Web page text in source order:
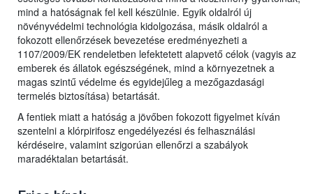
mind a hatóságnak fel kell készülnie. Egyik oldalról új
növényvédelmi technológia kidolgozása, másik oldalról a
fokozott ellenőrzések bevezetése eredményezheti a
1107/2009/EK rendeletben lefektetett alapvető célok (vagyis az
emberek és állatok egészségének, mind a környezetnek a
magas szintű védelme és egyidejűleg a mezőgazdasági
termelés biztosítása) betartását.
A fentiek miatt a hatóság a jövőben fokozott figyelmet kíván
szentelni a klórpirifosz engedélyezési és felhasználási
kérdéseire, valamint szigorúan ellenőrzi a szabályok
maradéktalan betartását.